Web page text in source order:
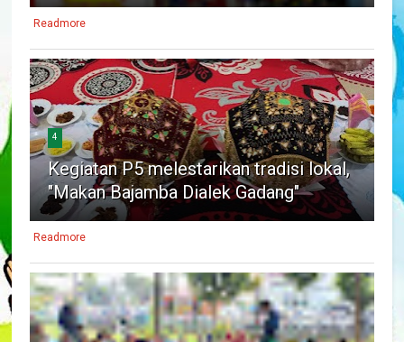
Readmore
4
Kegiatan P5 melestarikan tradisi lokal,
"Makan Bajamba Dialek Gadang"
Readmore